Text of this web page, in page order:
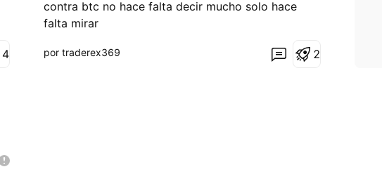
4
contra btc no hace falta decir mucho solo hace
falta mirar
por traderex369 2